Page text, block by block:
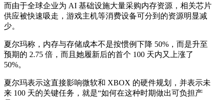
而由于全球企业为 AI 基础设施大量采购内存资源，相关芯片
供应被快速吸走，游戏主机等消费设备可分到的资源明显减
少。
夏尔玛称，内存与存储成本不是按惯例下降 50%，而是升至
预期的 2.75 倍，而且她履新后的首个 100 天内又上涨了
50%。
夏尔玛表示这直接影响微软和 XBOX 的硬件规划，并表示未
来 100 天的关键任务，就是“如何在这种时期做出可负担产